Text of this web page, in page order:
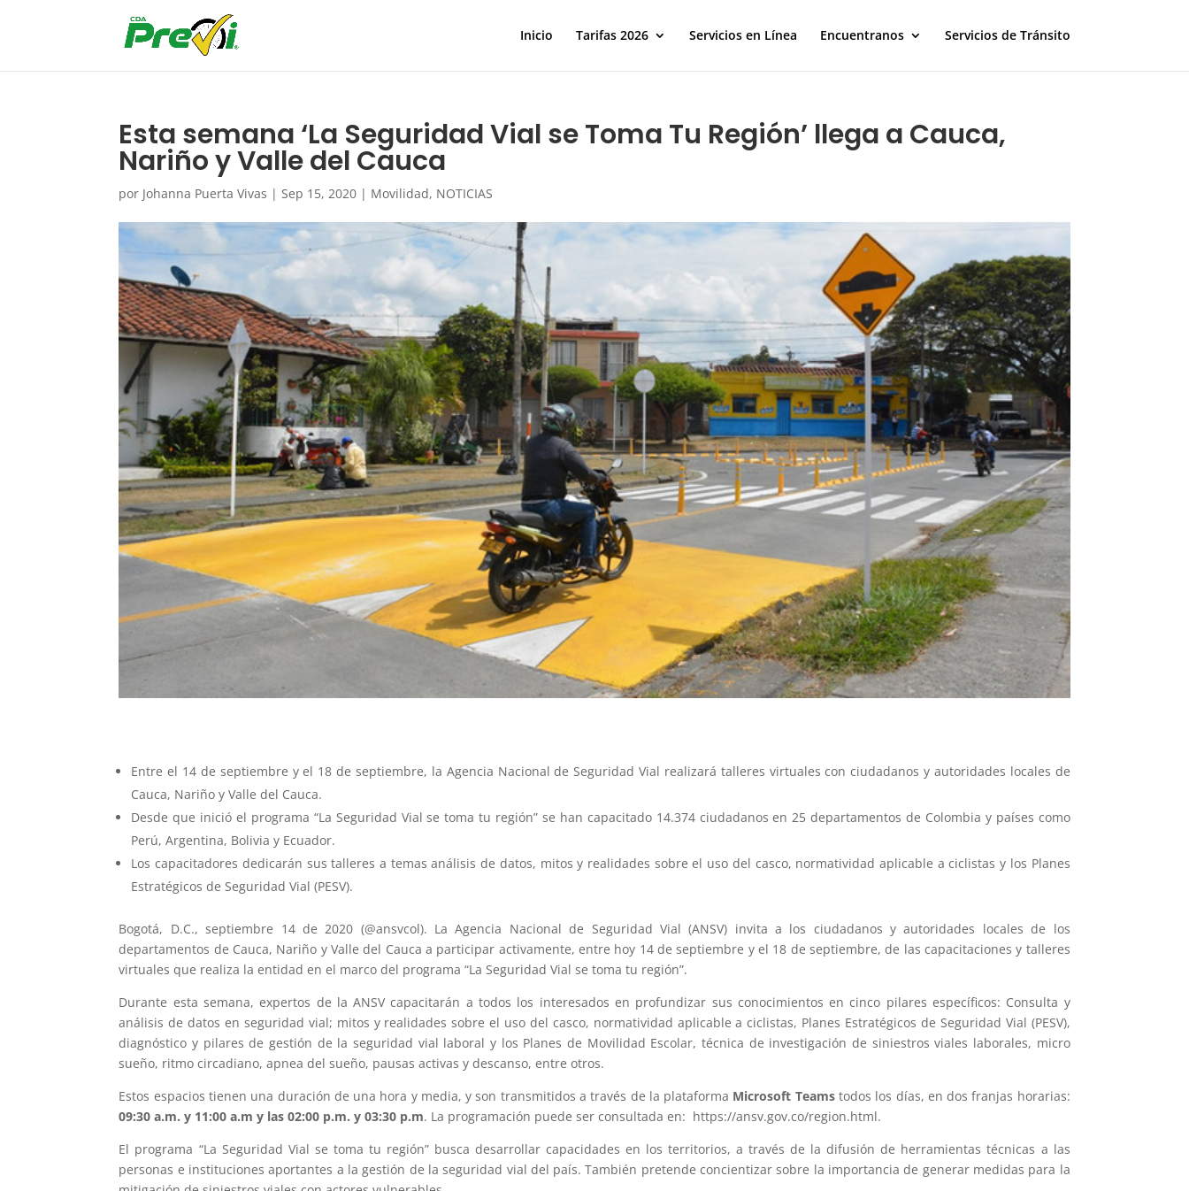
Inicio Tarifas 2026 Servicios en Línea Encuentranos Servicios de Tránsito
Esta semana ‘La Seguridad Vial se Toma Tu Región’ llega a Cauca,
Nariño y Valle del Cauca
por Johanna Puerta Vivas |Sep 15, 2020 | Movilidad, NOTICIAS
Entre el 14 de septiembre y el 18 de septiembre, la Agencia Nacional de Seguridad Vial realizará talleres virtuales con ciudadanos y autoridades locales de
Cauca, Nariño y Valle del Cauca.
Desde que inició el programa “La Seguridad Vial se toma tu región” se han capacitado 14.374 ciudadanos en 25 departamentos de Colombia y países como
Perú, Argentina, Bolivia y Ecuador.
Los capacitadores dedicarán sus talleres a temas análisis de datos, mitos y realidades sobre el uso del casco, normatividad aplicable a ciclistas y los Planes
Estratégicos de Seguridad Vial (PESV).
Bogotá, D.C., septiembre 14 de 2020 (@ansvcol). La Agencia Nacional de Seguridad Vial (ANSV) invita a los ciudadanos y autoridades locales de los
departamentos de Cauca, Nariño y Valle del Cauca a participar activamente, entre hoy 14 de septiembre y el 18 de septiembre, de las capacitaciones y talleres
virtuales que realiza la entidad en el marco del programa “La Seguridad Vial se toma tu región”.
Durante esta semana, expertos de la ANSV capacitarán a todos los interesados en profundizar sus conocimientos en cinco pilares específicos: Consulta y
análisis de datos en seguridad vial; mitos y realidades sobre el uso del casco, normatividad aplicable a ciclistas, Planes Estratégicos de Seguridad Vial (PESV),
diagnóstico y pilares de gestión de la seguridad vial laboral y los Planes de Movilidad Escolar, técnica de investigación de siniestros viales laborales, micro
sueño, ritmo circadiano, apnea del sueño, pausas activas y descanso, entre otros.
Estos espacios tienen una duración de una hora y media, y son transmitidos a través de la plataforma Microsoft Teamstodos los días, en dos franjas horarias:
09:30 a.m. y 11:00 a.m y las 02:00 p.m. y 03:30 p.m. La programación puede ser consultada en: https://ansv.gov.co/region.html.
El programa “La Seguridad Vial se toma tu región” busca desarrollar capacidades en los territorios, a través de la difusión de herramientas técnicas a las
personas e instituciones aportantes a la gestión de la seguridad vial del país. También pretende concientizar sobre la importancia de generar medidas para la